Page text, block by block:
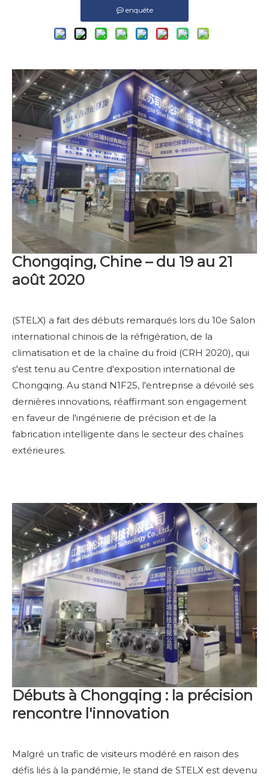
enquête
Chongqing, Chine – du 19 au 21
août 2020
(STELX) a fait des débuts remarqués lors du 10e Salon
international chinois de la réfrigération, de la
climatisation et de la chaîne du froid (CRH 2020), qui
s'est tenu au Centre d'exposition international de
Chongqing. Au stand N1F25, l'entreprise a dévoilé ses
dernières innovations, réaffirmant son engagement
en faveur de l'ingénierie de précision et de la
fabrication intelligente dans le secteur des chaînes
extérieures.
Débuts à Chongqing : la précision
rencontre l'innovation
Malgré un trafic de visiteurs modéré en raison des
défis liés à la pandémie, le stand de STELX est devenu